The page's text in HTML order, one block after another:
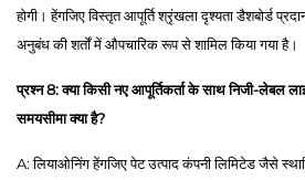
होगी। हेंगजिए विस्तृत आपूर्ति श्रृंखला दृश्यता डैशबोर्ड
अनुबंध की शर्तों में औपचारिक रूप से शामिल किया गया है।
प्रश्न 8: क्या किसी नए आपूर्तिकर्ता के साथ निजी-लेबल
समयसीमा क्या है?
A: लियाओनिंग हेंगजिए पेट उत्पाद कंपनी लिमिटेड जैसे